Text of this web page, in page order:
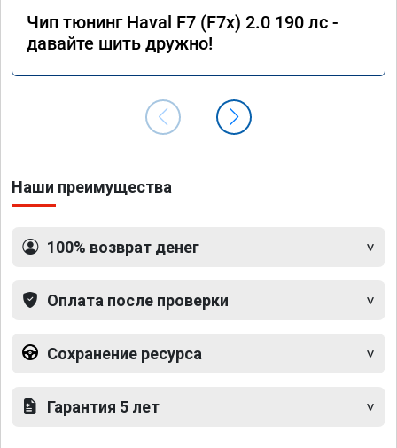
Чип тюнинг Haval F7 (F7x) 2.0 190 лс -
давайте шить дружно!
Наши преимущества
100% возврат денег
Оплата после проверки
Сохранение ресурса
Гарантия 5 лет